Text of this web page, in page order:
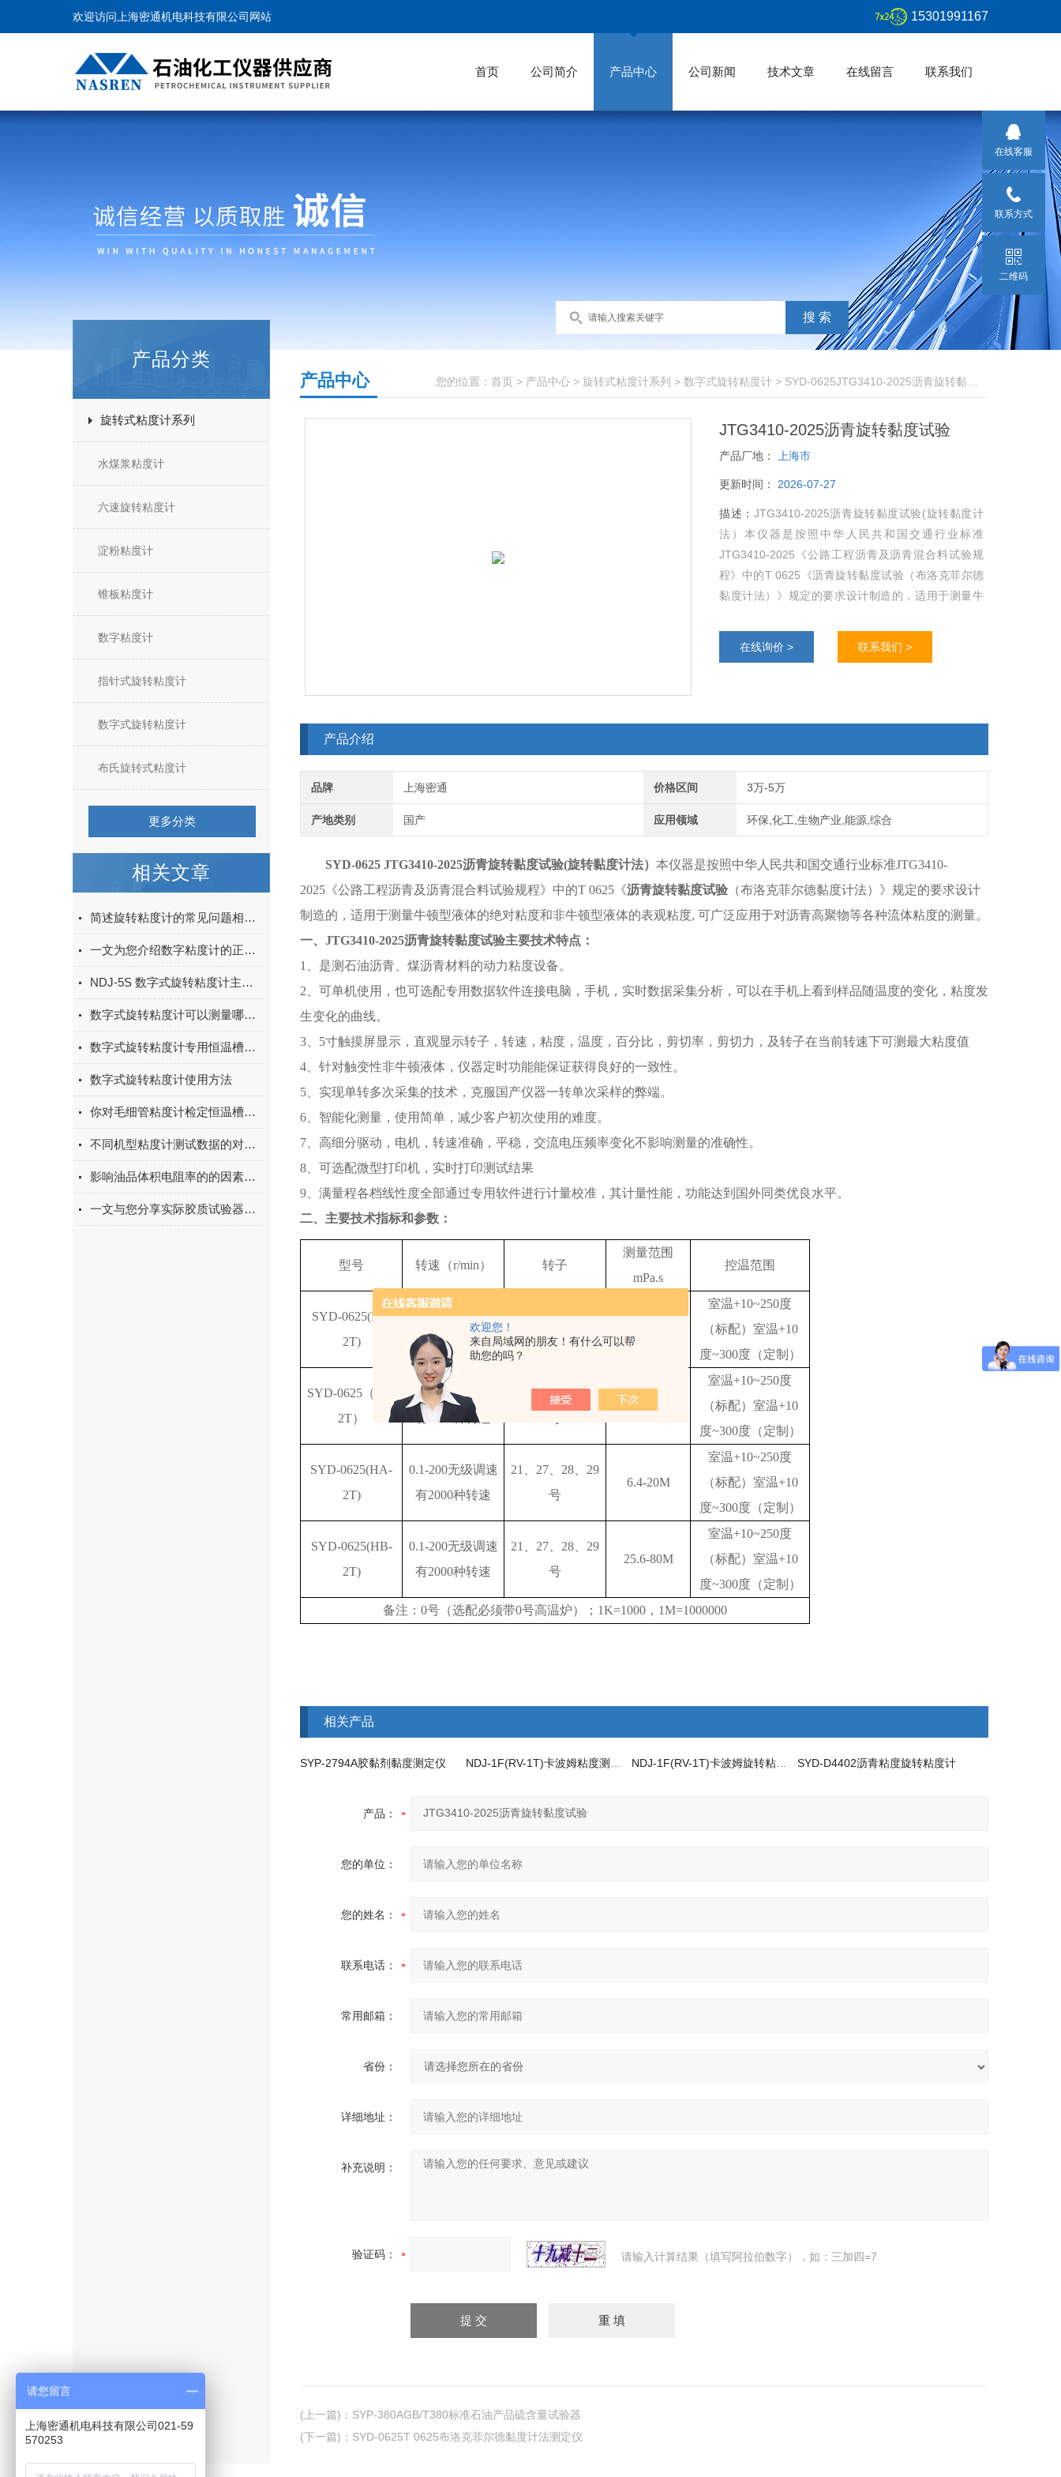
欢迎您！
来自局域网的朋友！有什么可以帮
助您的吗？
欢迎访问上海密通机电科技有限公司网站 15301991167
首页 公司简介 产品中心 公司新闻 技术文章 在线留言 联系我们
产品分类
旋转式粘度计系列
水煤浆粘度计
六速旋转粘度计
淀粉粘度计
锥板粘度计
数字粘度计
指针式旋转粘度计
数字式旋转粘度计
布氏旋转式粘度计
更多分类
相关文章
简述旋转粘度计的常见问题相应解决方法
一文为您介绍数字粘度计的正确使用方法
NDJ-5S 数字式旋转粘度计主要特点
数字式旋转粘度计可以测量哪些种类
数字式旋转粘度计专用恒温槽简介
数字式旋转粘度计使用方法
你对毛细管粘度计检定恒温槽了解吗
不同机型粘度计测试数据的对比说明
影响油品体积电阻率的的因素有哪些
一文与您分享实际胶质试验器的常见故障相应解决方法
您的位置： 首页 > 产品中心 > 旋转式粘度计系列 > 数字式旋转粘度计 > SYD-0625JTG3410-2025沥青旋转黏度试验
产品中心
JTG3410-2025沥青旋转黏度试验
产品厂地： 上海市
更新时间： 2026-07-27
描述： JTG3410-2025沥青旋转黏度试验(旋转黏度计
法）本仪器是按照中华人民共和国交通行业标准
JTG3410-2025《公路工程沥青及沥青混合料试验规
程》中的T 0625《沥青旋转黏度试验（布洛克菲尔德
黏度计法）》规定的要求设计制造的，适用于测量牛
在线询价 >
联系我们 >
产品介绍
品牌 上海密通 价格区间 3万-5万
产地类别 国产 应用领域 环保,化工,生物产业,能源,综合
SYD-0625 JTG3410-2025沥青旋转黏度试验(旋转黏度计法） 本仪器是按照中华人民共和国交通行业标准JTG3410-
2025《公路工程沥青及沥青混合料试验规程》中的T 0625《沥青旋转黏度试验 （布洛克菲尔德黏度计法）》规定的要求设计
制造的，适用于测量牛顿型液体的绝对粘度和非牛顿型液体的表观粘度, 可广泛应用于对沥青高聚物等各种流体粘度的测量。
一、JTG3410-2025沥青旋转黏度试验主要技术特点 ：
1、是测石油沥青、煤沥青材料的动力粘度设备。
2、可单机使用，也可选配专用数据软件连接电脑，手机，实时数据采集分析，可以在手机上看到样品随温度的变化，粘度发
生变化的曲线。
3、5寸触摸屏显示，直观显示转子，转速，粘度，温度，百分比，剪切率，剪切力，及转子在当前转速下可测最大粘度值
4、针对触变性非牛顿液体，仪器定时功能能保证获得良好的一致性。
5、实现单转多次采集的技术，克服国产仪器一转单次采样的弊端。
6、智能化测量，使用简单，减少客户初次使用的难度。
7、高细分驱动，电机，转速准确，平稳，交流电压频率变化不影响测量的准确性。
8、可选配微型打印机，实时打印测试结果
9、满量程各档线性度全部通过专用软件进行计量校准，其计量性能，功能达到国外同类优良水平。
二、 主要技术指标和参数 ：
型号 转速（r/min） 转子
测量范围
mPa.s
控温范围
SYD-0625(LV-
2T)
0.1-200无级调速
有2000种转速
18、25、31、34
号
室温+10~250度
（标配）室温+10
度~300度（定制）
SYD-0625 （
2T）
0.1-200无级调速
有
2000种转速
21、27、28、29
3.2-10M
室温+10~250度
（标配）室温+10
度~300度（定制）
SYD-0625(HA-
2T)
0.1-200无级调速
有2000种转速
21、27、28、29
号
6.4-20M
室温+10~250度
（标配）室温+10
度~300度（定制）
SYD-0625(HB-
2T)
0.1-200无级调速
有2000种转速
21、27、28、29
号
25.6-80M
室温+10~250度
（标配）室温+10
度~300度（定制）
备注： 0号（选配必须带0号高温炉）；1K=1000，1M=1000000
相关产品
SYP-2794A胶黏剂黏度测定仪 SYD-D4402沥青粘度旋转粘度计
产品：
您的单位：
您的姓名：
联系电话：
常用邮箱：
省份：
详细地址：
补充说明：
验证码： 请输入计算结果（填写阿拉伯数字），如：三加四=7
(上一篇) ： SYP-380AGB/T380标准石油产品硫含量试验器
(下一篇) ： SYD-0625T 0625布洛克菲尔德黏度计法测定仪
在线客服
联系方式
二维码
请您留言
上海密通机电科技有限公司021-59
570253